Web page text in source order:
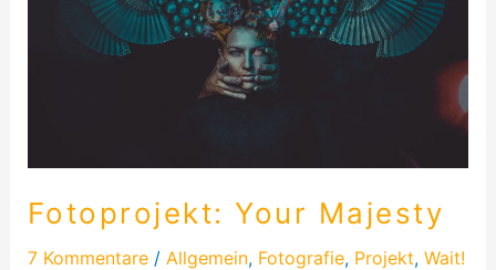
Fotoprojekt: Your Majesty
7 Kommentare / Allgemein, Fotografie, Projekt, Wait!